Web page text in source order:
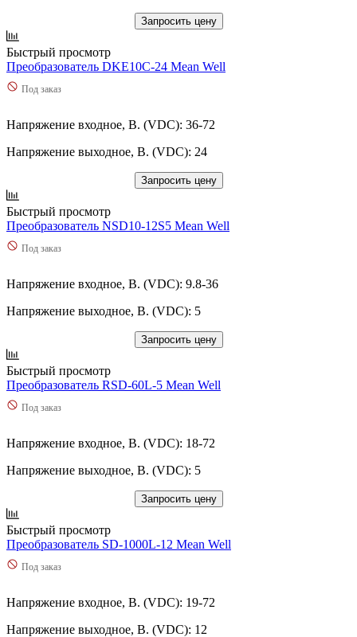
Запросить цену
Быстрый просмотр
Преобразователь DKE10C-24 Mean Well
Под заказ
Напряжение входное, В. (VDC): 36-72
Напряжение выходное, В. (VDC): 24
Запросить цену
Быстрый просмотр
Преобразователь NSD10-12S5 Mean Well
Под заказ
Напряжение входное, В. (VDC): 9.8-36
Напряжение выходное, В. (VDC): 5
Запросить цену
Быстрый просмотр
Преобразователь RSD-60L-5 Mean Well
Под заказ
Напряжение входное, В. (VDC): 18-72
Напряжение выходное, В. (VDC): 5
Запросить цену
Быстрый просмотр
Преобразователь SD-1000L-12 Mean Well
Под заказ
Напряжение входное, В. (VDC): 19-72
Напряжение выходное, В. (VDC): 12